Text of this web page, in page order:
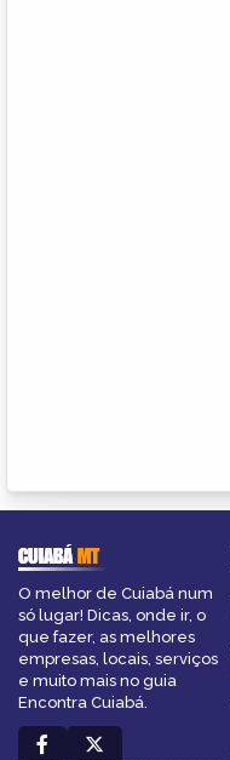
CUIABÁMT
O melhor de Cuiabá num
só lugar! Dicas, onde ir, o
que fazer, as melhores
empresas, locais, serviços
e muito mais no guia
Encontra Cuiabá.